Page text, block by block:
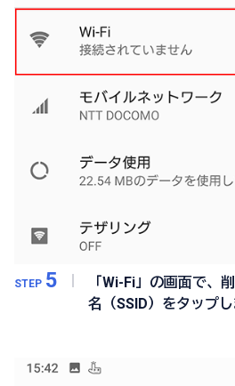
STEP 5
「Wi-Fi」の画面で、
名（SSID）をタップ